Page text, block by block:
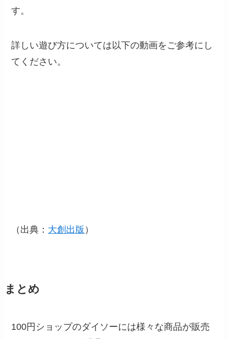
す。
詳しい遊び方については以下の動画をご参考にし
てください。
（出典： 大創出版 ）
まとめ
100円ショップのダイソーには様々な商品が販売